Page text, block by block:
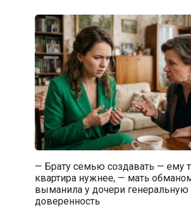
— Брату семью создавать — ему
квартира нужнее, — мать
выманила у дочери генеральную
доверенность